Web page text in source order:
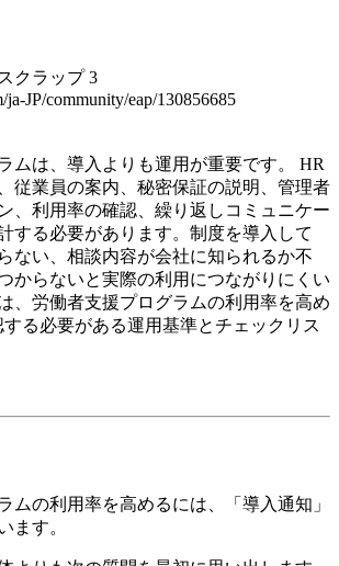
スクラップ 3
ja-JP/community/eap/130856685
ムは、導入よりも運用が重要です。 HR
従業員の案内、秘密保証の説明、管理者
、利用率の確認、繰り返しコミュニケー
する必要があります。制度を導入して
ない、相談内容が会社に知られるか不
からないと実際の利用につながりにくい
、労働者支援プログラムの利用率を高め
る必要がある運用基準とチェックリス
ムの利用率を高めるには、「導入通知」
ます。